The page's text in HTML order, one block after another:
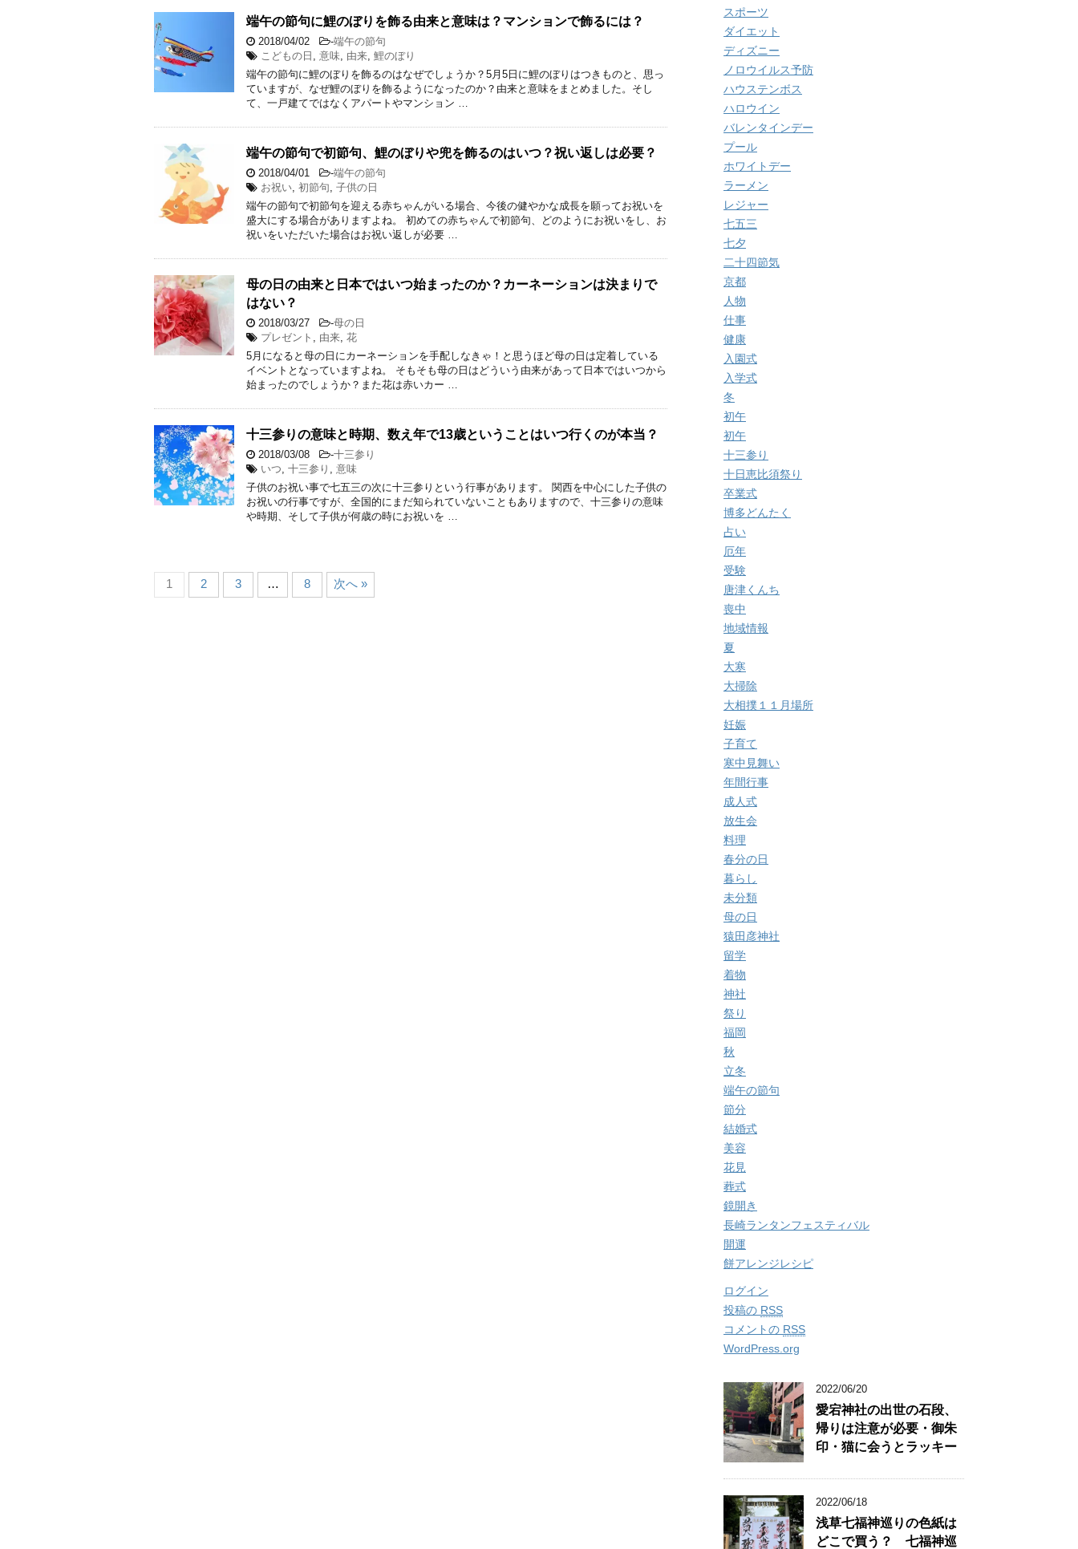
端午の節句に鯉のぼりを飾る由来と意味は？マンションで飾るには？
2018/04/02 -端午の節句
こどもの日 , 意味, 由来, 鯉のぼり
端午の節句に鯉のぼりを飾るのはなぜでしょうか？5月5日に鯉のぼりはつきものと、思っ
ていますが、なぜ鯉のぼりを飾るようになったのか？由来と意味をまとめました。そし
て、一戸建てではなくアパートやマンション …
端午の節句で初節句、鯉のぼりや兜を飾るのはいつ？祝い返しは必要？
2018/04/01 -端午の節句
お祝い, 初節句, 子供の日
端午の節句で初節句を迎える赤ちゃんがいる場合、今後の健やかな成長を願ってお祝いを
盛大にする場合がありますよね。 初めての赤ちゃんで初節句、どのようにお祝いをし、お
祝いをいただいた場合はお祝い返しが必要 …
母の日の由来と日本ではいつ始まったのか？カーネーションは決まりで
はない？
2018/03/27 -母の日
プレゼント , 由来, 花
5月になると母の日にカーネーションを手配しなきゃ！と思うほど母の日は定着している
イベントとなっていますよね。 そもそも母の日はどういう由来があって日本ではいつから
始まったのでしょうか？また花は赤いカー …
十三参りの意味と時期、数え年で13歳ということはいつ行くのが本当？
2018/03/08 -十三参り
いつ, 十三参り , 意味
子供のお祝い事で七五三の次に十三参りという行事があります。 関西を中心にした子供の
お祝いの行事ですが、全国的にまだ知られていないこともありますので、十三参りの意味
や時期、そして子供が何歳の時にお祝いを …
1 2 3 … 8 次へ »
スポーツ
ダイエット
ディズニー
ノロウイルス予防
ハウステンボス
ハロウイン
バレンタインデー
プール
ホワイトデー
ラーメン
レジャー
七五三
七夕
二十四節気
京都
人物
仕事
健康
入園式
入学式
冬
初午
初午
十三参り
十日恵比須祭り
卒業式
博多どんたく
占い
厄年
受験
唐津くんち
喪中
地域情報
夏
大寒
大掃除
大相撲１１月場所
妊娠
子育て
寒中見舞い
年間行事
成人式
放生会
料理
春分の日
暮らし
未分類
母の日
猿田彦神社
留学
着物
神社
祭り
福岡
秋
立冬
端午の節句
節分
結婚式
美容
花見
葬式
鏡開き
長崎ランタンフェスティバル
開運
餅アレンジレシピ
ログイン
投稿の RSS
コメントの RSS
WordPress.org
2022/06/20
愛宕神社の出世の石段、
帰りは注意が必要・御朱
印・猫に会うとラッキー
2022/06/18
浅草七福神巡りの色紙は
どこで買う？ 七福神巡